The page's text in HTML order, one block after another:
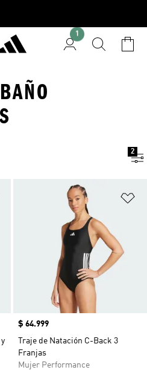
1
2
Añadir a la lista de deseos
Precio
$ 64.999
Traje de Natación C-Back 3
Franjas
Mujer Performance